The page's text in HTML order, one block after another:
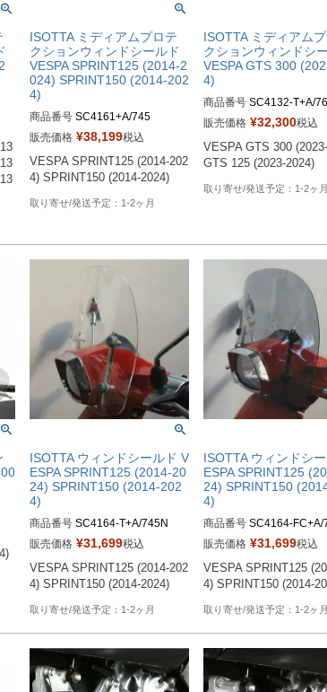
ISOTTA ミディアムプロテ
クションウィンドシールド
VESPA SPRINT125 (2014-2
024) SPRINT150 (2014-202
4)
商品番号 SC4161+A/745
販売価格 ¥38,199税込
VESPA SPRINT125 (2014-202
4) SPRINT150 (2014-2024)
1-2ヶ月
ISOTTA ミディアム
クションウィンドシ
VESPA GTS 300
4)
商品番号 SC4132-T+A/
販売価格 ¥32,300税込
VESPA GTS 300
GTS 125 (2023-2024)
1-2ヶ月
ISOTTA ウィンドシールド V
ESPA SPRINT125 (2014-20
24) SPRINT150 (2014-202
4)
商品番号 SC4164-T+A/745N
販売価格 ¥31,699税込
VESPA SPRINT125 (2014-202
4) SPRINT150 (2014-2024)
1-2ヶ月
ISOTTA ウィンドシ
ESPA SPRINT125
24) SPRINT150
4)
商品番号 SC4164-FC+A/
販売価格 ¥31,699税込
VESPA SPRINT125
4) SPRINT150 (2014-
1-2ヶ月